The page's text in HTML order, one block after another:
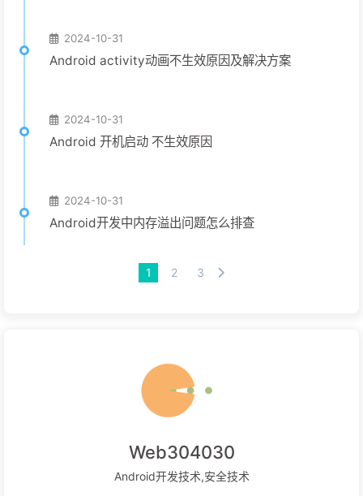
2024-10-31
Android activity动画不生效原因及解决方案
2024-10-31
Android 开机启动 不生效原因
2024-10-31
Android开发中内存溢出问题怎么排查
1 2 3
Web304030
Android开发技术,安全技术